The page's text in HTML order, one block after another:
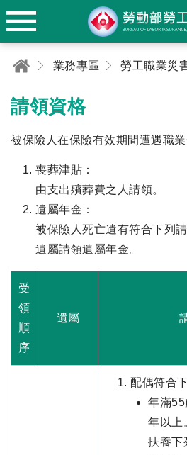
業務專區 勞工職業災
請領資格
被保險人在保險有效期間遭遇職業
喪葬津貼：
由支出殯葬費之人請領。
遺屬年金：
被保險人死亡遺有符合下列
遺屬請領遺屬年金。
受
領
順
序
遺屬
配偶符合
年滿
年以上
扶養下